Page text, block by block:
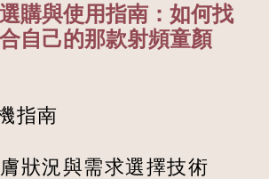
購與使用指南：如何找
自己的那款射頻童顏
指南
狀況與需求選擇技術